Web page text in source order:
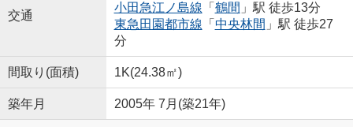
交通
小田急江ノ島線 「 鶴間 」駅 徒歩13分
東急田園都市線 「 中央林間 」駅 徒歩27
分
間取り(面積) 1K(24.38㎡)
築年月 2005年 7月(築21年)